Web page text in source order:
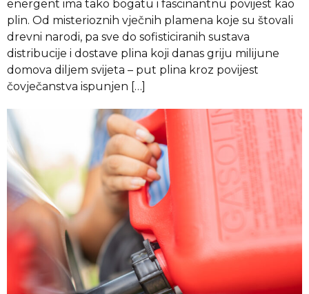
energent ima tako bogatu i fascinantnu povijest kao
plin. Od misterioznih vječnih plamena koje su štovali
drevni narodi, pa sve do sofisticiranih sustava
distribucije i dostave plina koji danas griju milijune
domova diljem svijeta – put plina kroz povijest
čovječanstva ispunjen […]